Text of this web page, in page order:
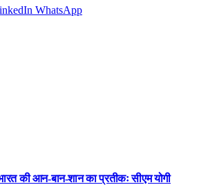
WhatsApp
की आन-बान-शान का प्रतीकः सीएम योगी